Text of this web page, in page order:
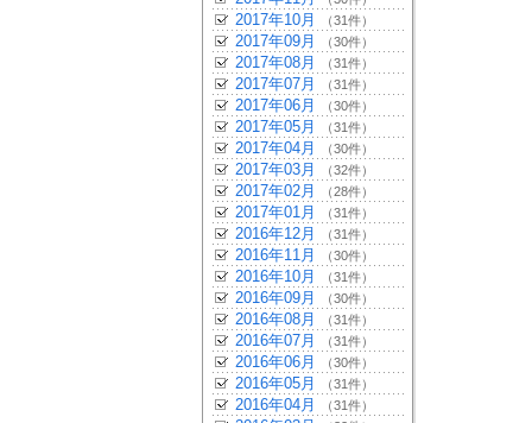
2017年10月 （31件）
2017年09月 （30件）
2017年08月 （31件）
2017年07月 （31件）
2017年06月 （30件）
2017年05月 （31件）
2017年04月 （30件）
2017年03月 （32件）
2017年02月 （28件）
2017年01月 （31件）
2016年12月 （31件）
2016年11月 （30件）
2016年10月 （31件）
2016年09月 （30件）
2016年08月 （31件）
2016年07月 （31件）
2016年06月 （30件）
2016年05月 （31件）
2016年04月 （31件）